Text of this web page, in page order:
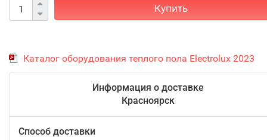
Купить
Каталог оборудования теплого пола Electrolux 2023
Информация о доставке
Красноярск
Способ доставки